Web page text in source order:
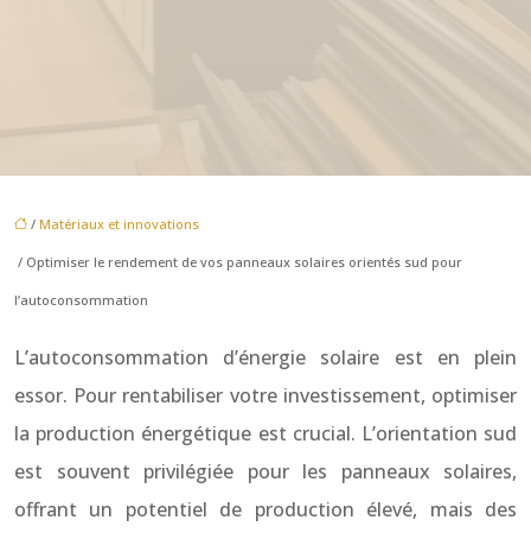
/ Matériaux et innovations
/ Optimiser le rendement de vos panneaux solaires orientés sud pour
l’autoconsommation
L’autoconsommation d’énergie solaire est en plein
essor. Pour rentabiliser votre investissement, optimiser
la production énergétique est crucial. L’orientation sud
est souvent privilégiée pour les panneaux solaires,
offrant un potentiel de production élevé, mais des